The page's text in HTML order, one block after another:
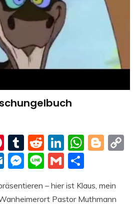
Pinterest
Tumblr
Reddit
LinkedIn
Outlook.com
Messenger
LineGmail
– hier ist Klaus, mein
Pastor Muthmann